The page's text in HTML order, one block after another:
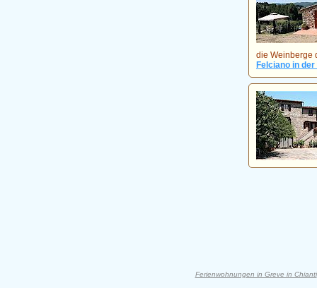
die Weinberge
Felciano in
Ferienwohnungen in Greve in Chianti